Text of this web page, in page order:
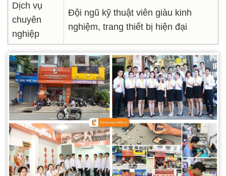
Dịch vụ
chuyên
nghiệp
Đội ngũ kỹ thuật viên giàu kinh
nghiệm, trang thiết bị hiện đại